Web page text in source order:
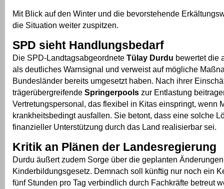
Mit Blick auf den Winter und die bevorstehende
die Situation weiter zuspitzen.
SPD sieht Handlungsbedarf
Die SPD-Landtagsabgeordnete Tülay Durdu bewertet die
als deutliches Warnsignal und verweist auf mögliche
Bundesländer bereits umgesetzt haben. Nach ihrer
trägerübergreifende Springerpools zur Entlastung
Vertretungspersonal, das flexibel in Kitas einspringt, wenn
krankheitsbedingt ausfallen. Sie betont, dass eine solche
finanzieller Unterstützung durch das Land realisierbar sei.
Kritik an Plänen der Landesregierung
Durdu äußert zudem Sorge über die geplanten
Kinderbildungsgesetz. Demnach soll künftig nur noch ein
fünf Stunden pro Tag verbindlich durch Fachkräfte betreut